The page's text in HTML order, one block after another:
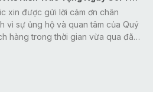
xin được gửi lời cảm ơn chân
vì sự ủng hộ và quan tâm của Quý
hàng trong thời gian vừa qua đã